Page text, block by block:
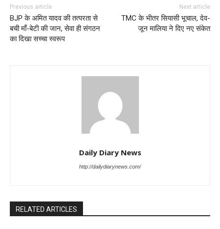
Previous article
BJP के अमित यादव की तत्परता से
बची माँ-बेटी की जान, सेवा ही संगठन
का दिखा सच्चा स्वरूप
Next article
TMC के भीतर सियासी भूचाल, देव-
जून मालिया ने दिए नए संकेत
Daily Diary News
http://dailydiarynews.com/
RELATED ARTICLES